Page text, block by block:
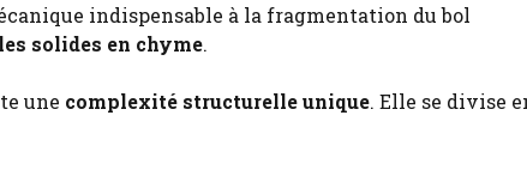
indispensable à la fragmentation du bol
solides en chyme.
une complexité structurelle unique. Elle se divise